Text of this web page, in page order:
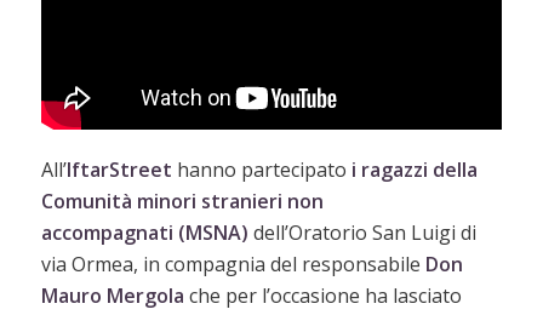
All’IftarStreet hanno partecipato i ragazzi della
Comunità minori stranieri non
accompagnati (MSNA) dell’Oratorio San Luigi di
via Ormea, in compagnia del responsabile Don
Mauro Mergola che per l’occasione ha lasciato